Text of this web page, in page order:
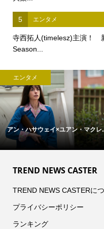
5 エンタメ
寺西拓人(timelesz)主演！
Season...
エンタメ
アン・ハサウェイ×ユアン・マクレ
TREND NEWS CASTER
TREND NEWS CASTERに
プライバシーポリシー
ランキング